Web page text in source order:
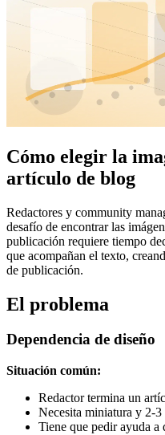
Cómo elegir la
artículo de blog
Redactores y community
desafío de encontrar las
publicación requiere tiempo
que acompañan el texto,
de publicación.
El problema
Dependencia de diseño
Situación común:
Redactor termina un
Necesita miniatura y 2-
Tiene que pedir ayuda a